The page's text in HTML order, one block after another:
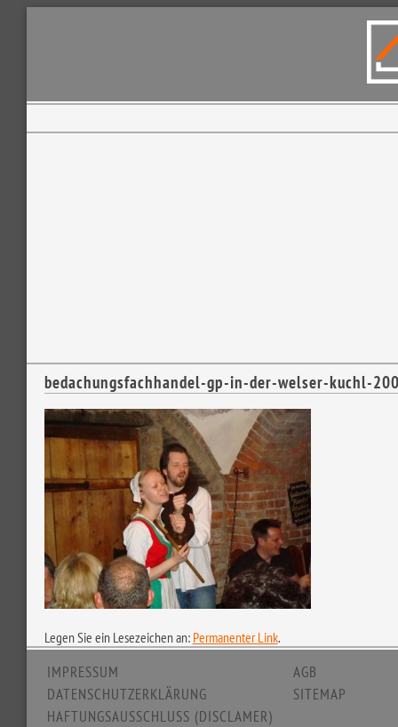
bedachungsfachhandel-gp-in-der-welser-kuchl-
Legen Sie ein Lesezeichen an: Permanenter Link.
IMPRESSUM
DATENSCHUTZERKLÄRUNG
HAFTUNGSAUSSCHLUSS (DISCLAMER)
AGB
SITEMAP